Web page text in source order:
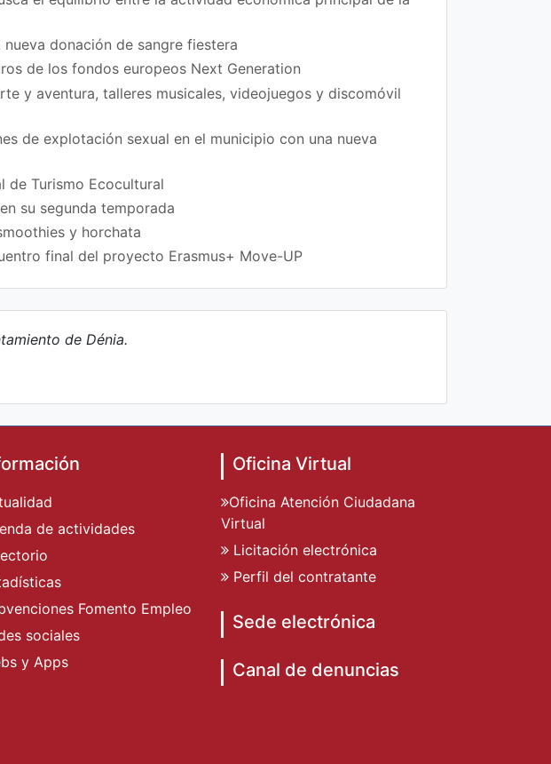
donación de sangre fiestera
de los fondos europeos Next Generation
y aventura, talleres musicales, videojuegos y discomóvil
de explotación sexual en el municipio con una nueva
de Turismo Ecocultural
su segunda temporada
y horchata
final del proyecto Erasmus+ Move-UP
de Dénia.
de actividades
Fomento Empleo
sociales
y Apps
Oficina Virtual
Oficina Atención Ciudadana
Virtual
Licitación electrónica
Perfil del contratante
Sede electrónica
Canal de denuncias